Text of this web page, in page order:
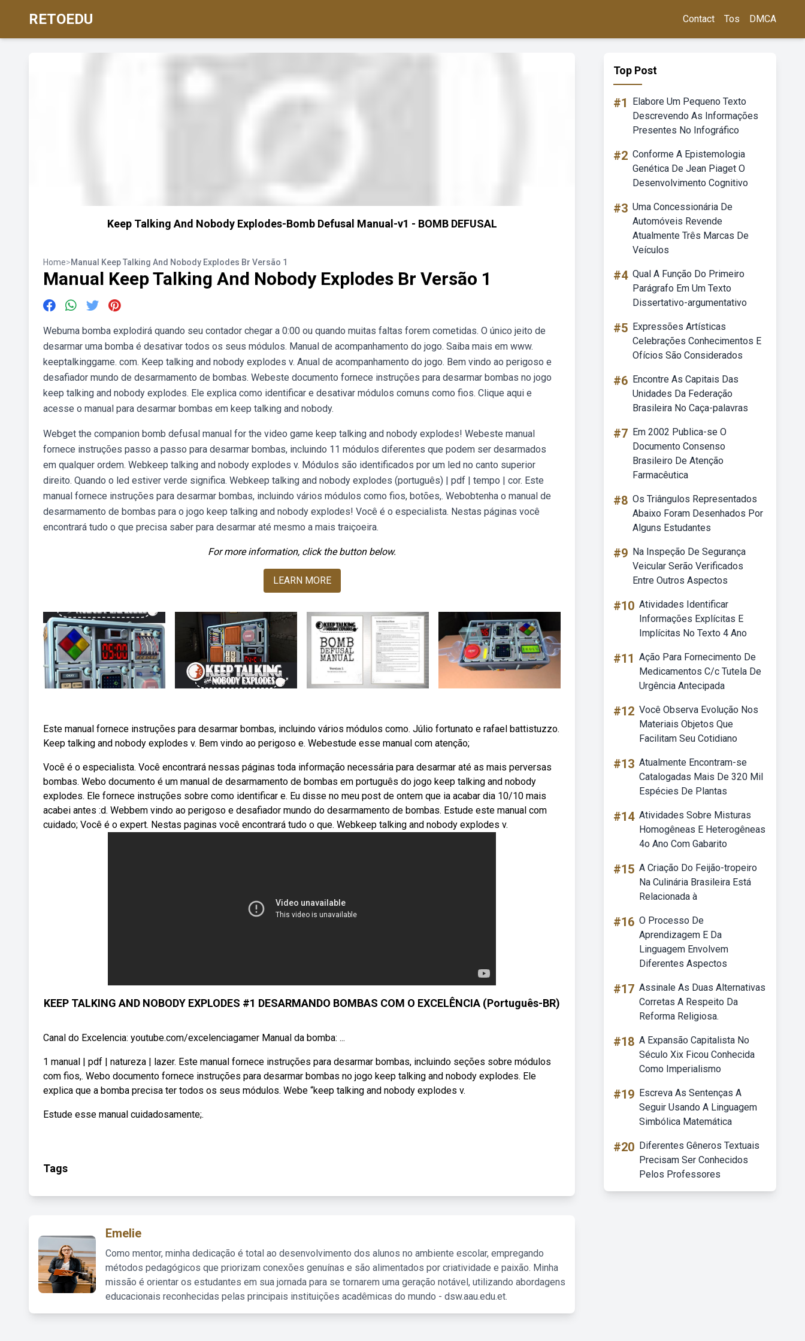
RETOEDU Contact Tos DMCA
Keep Talking And Nobody Explodes-Bomb Defusal Manual-v1 - BOMB DEFUSAL
Home>Manual Keep Talking And Nobody Explodes Br Versão 1
Manual Keep Talking And Nobody Explodes Br Versão 1
Webuma bomba explodirá quando seu contador chegar a 0:00 ou quando muitas faltas forem cometidas. O único jeito de
desarmar uma bomba é desativar todos os seus módulos. Manual de acompanhamento do jogo. Saiba mais em www.
keeptalkinggame. com. Keep talking and nobody explodes v. Anual de acompanhamento do jogo. Bem vindo ao perigoso e
desafiador mundo de desarmamento de bombas. Webeste documento fornece instruções para desarmar bombas no jogo
keep talking and nobody explodes. Ele explica como identificar e desativar módulos comuns como fios. Clique aqui e
acesse o manual para desarmar bombas em keep talking and nobody.
Webget the companion bomb defusal manual for the video game keep talking and nobody explodes! Webeste manual
fornece instruções passo a passo para desarmar bombas, incluindo 11 módulos diferentes que podem ser desarmados
em qualquer ordem. Webkeep talking and nobody explodes v. Módulos são identificados por um led no canto superior
direito. Quando o led estiver verde significa. Webkeep talking and nobody explodes (português) | pdf | tempo | cor. Este
manual fornece instruções para desarmar bombas, incluindo vários módulos como fios, botões,. Webobtenha o manual de
desarmamento de bombas para o jogo keep talking and nobody explodes! Você é o especialista. Nestas páginas você
encontrará tudo o que precisa saber para desarmar até mesmo a mais traiçoeira.
For more information, click the button below.
LEARN MORE
Este manual fornece instruções para desarmar bombas, incluindo vários módulos como. Júlio fortunato e rafael battistuzzo.
Keep talking and nobody explodes v. Bem vindo ao perigoso e. Webestude esse manual com atenção;
Você é o especialista. Você encontrará nessas páginas toda informação necessária para desarmar até as mais perversas
bombas. Webo documento é um manual de desarmamento de bombas em português do jogo keep talking and nobody
explodes. Ele fornece instruções sobre como identificar e. Eu disse no meu post de ontem que ia acabar dia 10/10 mais
acabei antes :d. Webbem vindo ao perigoso e desafiador mundo do desarmamento de bombas. Estude este manual com
cuidado; Você é o expert. Nestas paginas você encontrará tudo o que. Webkeep talking and nobody explodes v.
KEEP TALKING AND NOBODY EXPLODES #1 DESARMANDO BOMBAS COM O EXCELÊNCIA (Português-BR)
Canal do Excelencia: youtube.com/excelenciagamer Manual da bomba: ...
1 manual | pdf | natureza | lazer. Este manual fornece instruções para desarmar bombas, incluindo seções sobre módulos
com fios,. Webo documento fornece instruções para desarmar bombas no jogo keep talking and nobody explodes. Ele
explica que a bomba precisa ter todos os seus módulos. Webe “keep talking and nobody explodes v.
Estude esse manual cuidadosamente;.
Tags
Emelie
Como mentor, minha dedicação é total ao desenvolvimento dos alunos no ambiente escolar, empregando
métodos pedagógicos que priorizam conexões genuínas e são alimentados por criatividade e paixão. Minha
missão é orientar os estudantes em sua jornada para se tornarem uma geração notável, utilizando abordagens
educacionais reconhecidas pelas principais instituições acadêmicas do mundo - dsw.aau.edu.et.
Top Post
#1
Elabore Um Pequeno Texto
Descrevendo As Informações
Presentes No Infográfico
#2 Conforme A Epistemologia
Genética De Jean Piaget O
Desenvolvimento Cognitivo
#3 Uma Concessionária De
Automóveis Revende
Atualmente Três Marcas De
Veículos
#4 Qual A Função Do Primeiro
Parágrafo Em Um Texto
Dissertativo-argumentativo
#5 Expressões Artísticas
Celebrações Conhecimentos E
Ofícios São Considerados
#6 Encontre As Capitais Das
Unidades Da Federação
Brasileira No Caça-palavras
#7 Em 2002 Publica-se O
Documento Consenso
Brasileiro De Atenção
Farmacêutica
#8 Os Triângulos Representados
Abaixo Foram Desenhados Por
Alguns Estudantes
#9 Na Inspeção De Segurança
Veicular Serão Verificados
Entre Outros Aspectos
#10 Atividades Identificar
Informações Explícitas E
Implícitas No Texto 4 Ano
#11 Ação Para Fornecimento De
Medicamentos C/c Tutela De
Urgência Antecipada
#12 Você Observa Evolução Nos
Materiais Objetos Que
Facilitam Seu Cotidiano
#13 Atualmente Encontram-se
Catalogadas Mais De 320 Mil
Espécies De Plantas
#14 Atividades Sobre Misturas
Homogêneas E Heterogêneas
4o Ano Com Gabarito
#15 A Criação Do Feijão-tropeiro
Na Culinária Brasileira Está
Relacionada à
#16 O Processo De
Aprendizagem E Da
Linguagem Envolvem
Diferentes Aspectos
#17 Assinale As Duas Alternativas
Corretas A Respeito Da
Reforma Religiosa.
#18 A Expansão Capitalista No
Século Xix Ficou Conhecida
Como Imperialismo
#19 Escreva As Sentenças A
Seguir Usando A Linguagem
Simbólica Matemática
#20 Diferentes Gêneros Textuais
Precisam Ser Conhecidos
Pelos Professores